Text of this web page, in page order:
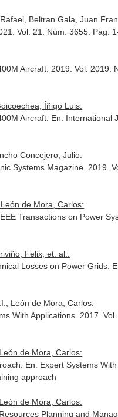
Beltran Gala, Juan
Vol. 21. Núm. 3655. Pag.
Aircraft. 2019. Vol. 2019.
Íñigo Luis:
Aircraft. En: International
Concejero, Julio:
Systems Magazine . 2019.
de Mora, Carlos:
Transactions on Power
Felix, et. al.:
Losses on Power Grids.
León de Mora, Carlos:
With Applications . 2017.
de Mora, Carlos:
En: Expert Systems
approach
de Mora, Carlos:
Planning and